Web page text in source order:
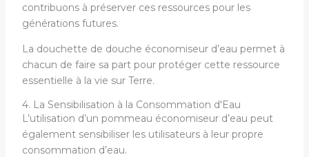
contribuons à préserver ces ressources pour les
générations futures.
La douchette de douche économiseur d’eau permet à
chacun de faire sa part pour protéger cette ressource
essentielle à la vie sur Terre.
4. La Sensibilisation à la Consommation d'Eau
L’utilisation d’un pommeau économiseur d’eau peut
également sensibiliser les utilisateurs à leur propre
consommation d’eau.